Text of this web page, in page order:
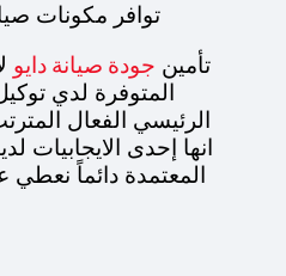
توافر مكونات
تأمين جودة صيانة دايو
الرئيسي الفعال
انها إحدى الايجابيات
المعتمدة دائماً نعطي